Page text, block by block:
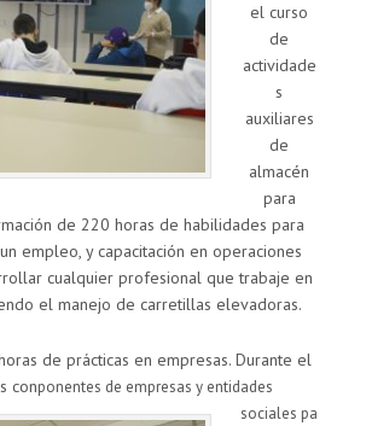
el curso
de
actividade
s
auxiliares
de
almacén
para
de 220 horas de habilidades para
empleo, y capacitación en operaciones
cualquier profesional que trabaje en
el manejo de carretillas elevadoras.
de prácticas en empresas. Durante el
conponentes de empresas y entidades
sociales pa